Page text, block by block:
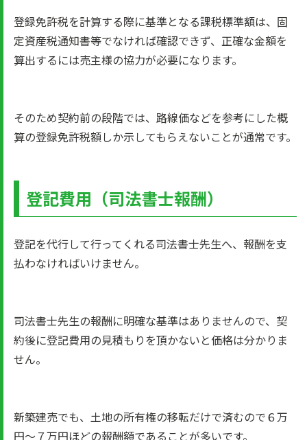
登録免許税を計算する際に基準となる課税標準額は、固
定資産税通知書等でなければ確認できず、正確な金額を
算出するには売主様の協力が必要になります。
そのため契約前の段階では、路線価などを参考にした概
算の登録免許税額しか示してもらえないことが通常です。
登記費用（司法書士報酬）
登記を代行して行ってくれる司法書士先生へ、報酬を支
払わなければいけません。
司法書士先生の報酬に明確な基準はありませんので、契
約後に登記費用の見積もりを頂かないと価格は分かりま
せん。
新築建売でも、土地の所有権の移転だけで済むので６万
円～７万円ほどの報酬額であることが多いです。